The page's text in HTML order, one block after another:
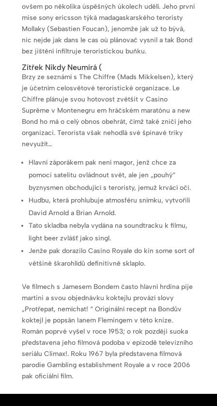
ovšem po několika úspěšných úkolech udělí. Jeho první
mise sony ericsson týká madagaskarského teroristy
Mollaky (Sebastien Foucan), jenomže jak už to bývá,
nic nejde jak dans le cas où plánovač vysnil a tak Bond
bez jištění infiltruje teroristickou buňku.
Zítřek Nikdy Neumírá (
Brzy ze seznámí s The Chiffre (Mads Mikkelsen), který
je účetním celosvětové teroristické organizace. Le
Chiffre plánuje svou hotovost zvětšit v Casino
Suprême v Montenegru em hráčském maratónu a new
Bond ho má o celý obnos obehrát, čímž také zničí jeho
organizaci. Terorista však nehodlá své špinavé triky
nevyužít…
Hlavní záporákem pak není magor, jenž chce za
pomoci satelitu ovládnout svět, ale jen „pouhý“
byznysmen obchodující s teroristy, jemuž krvácí oči.
Hudbu, která prohlubuje atmosféru snímku, vytvořili
David Arnold a Brian Arnold.
Tato skladba nebyla vydána na soundtracku k filmu,
light beer zvlášť jako singl.
Jenže pak dorazilo Casino Royale do kin some sort of
většině škarohlídů definitivně sklaplo.
Ve filmech s Jamesem Bondem často hlavní hrdina pije
martini a svou objednávku koktejlu provází slovy
„Protřepat, nemíchat! “ Originální recept na Bondův
koktejl je popsán Ianem Flemingem v této knize.
Román poprvé vyšel v roce 1953; o rok později suoka
představena jeho filmová podoba v epizodě televizního
seriálu Climax!. Roku 1967 byla představena filmová
parodie Gambling establishment Royale a v roce 2006
pak oficiální film.